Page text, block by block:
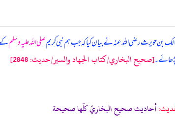
بن حویرث رضی اللہ عنہ نے بیان کیا کہجب ہم نبی کریمصلی اللہ علیہ وسلم
[صحيح البخاري/كتاب الجهاد والسير/حدیث: 2848]
أحاديث صحيح البخاريّ كلّها صحيحة